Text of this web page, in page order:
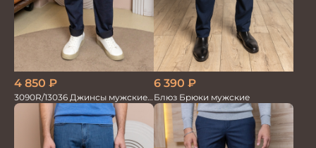
4 850 ₽
3090R/13036 Джинсы мужские
т.синий
6 390 ₽
Блюз Брюки мужские